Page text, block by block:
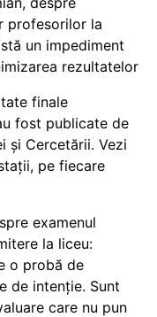
profesorilor la
un impediment
rezultatelor
finale
fost publicate de
și Cercetării. Vezi
pe fiecare
examenul
la liceu:
o probă de
de intenție. Sunt
care nu pun